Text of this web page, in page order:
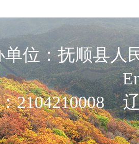
单位：抚顺县
2104210008